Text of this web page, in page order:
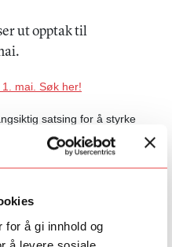
for å gi innhold og
ut opptak til
mai. Søk her!
satsing for å styrke
ser talentutvikling i et
talentprogram på
som ønsker å satse på
med de nasjonale